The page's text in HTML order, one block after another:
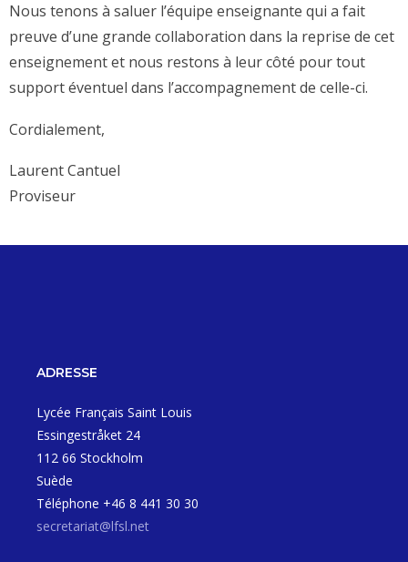
Nous tenons à saluer l’équipe enseignante qui a fait
preuve d’une grande collaboration dans la reprise de cet
enseignement et nous restons à leur côté pour tout
support éventuel dans l’accompagnement de celle-ci.
Cordialement,
Laurent Cantuel
Proviseur
ADRESSE
Lycée Français Saint Louis
Essingestråket 24
112 66 Stockholm
Suède
Téléphone +46 8 441 30 30
secretariat@lfsl.net